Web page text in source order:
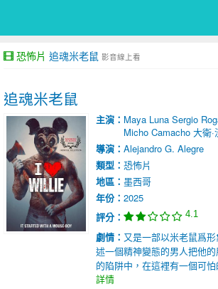
恐怖片 追魂米老鼠 影音線上看
追魂米老鼠
主演： Maya Luna Sergio
Micho Camacho 大衛·
導演： Alejandro G. Alegre
類型： 恐怖片
地區： 墨西哥
年份： 2025
評分：
4.1
劇情： 又是一部以米老鼠爲
述一個精神變態的男人把他
的陷阱中，在這裡有一個可
詳情